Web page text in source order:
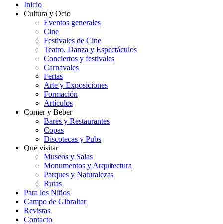
Inicio
Cultura y Ocio
Eventos generales
Cine
Festivales de Cine
Teatro, Danza y Espectáculos
Conciertos y festivales
Carnavales
Ferias
Arte y Exposiciones
Formación
Artículos
Comer y Beber
Bares y Restaurantes
Copas
Discotecas y Pubs
Qué visitar
Museos y Salas
Monumentos y Arquitectura
Parques y Naturalezas
Rutas
Para los Niños
Campo de Gibraltar
Revistas
Contacto